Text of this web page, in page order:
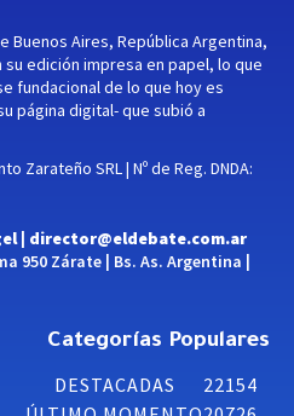
Buenos Aires, República Argentina,
edición impresa en papel, lo que
fundacional de lo que hoy es
página digital- que subió a
Zarateño SRL | Nº de Reg. DNDA:
| director@eldebate.com.ar
950 Zárate | Bs. As. Argentina |
Categorías Populares
DESTACADAS
22154